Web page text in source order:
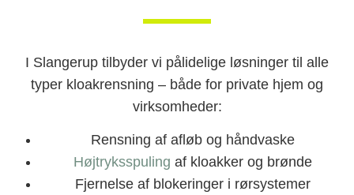
I Slangerup tilbyder vi pålidelige løsninger til alle
typer kloakrensning – både for private hjem og
virksomheder:
Rensning af afløb og håndvaske
Højtryksspuling af kloakker og brønde
Fjernelse af blokeringer i rørsystemer